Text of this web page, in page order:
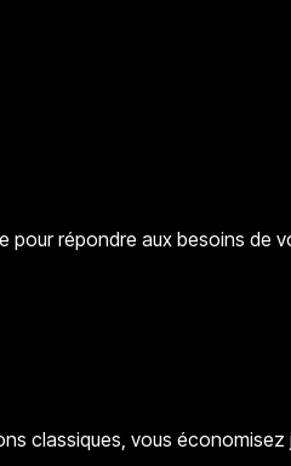
pour répondre aux besoins de
classiques, vous